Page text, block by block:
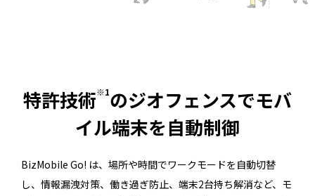
特許技術※1のジオフェンスでモバ
イル端末を自動制御
BizMobile Go! は、場所や時間でワークモードを自動切替
し、情報漏洩対策、働き過ぎ防止、端末2台持ち解消など、モ